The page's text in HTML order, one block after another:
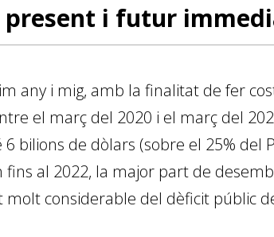
present i futur
any i mig, amb la finalitat de fer
el març del 2020 i el març del
bilions de dòlars (sobre el 25% del
fins al 2022, la major part de
considerable del dèficit públic